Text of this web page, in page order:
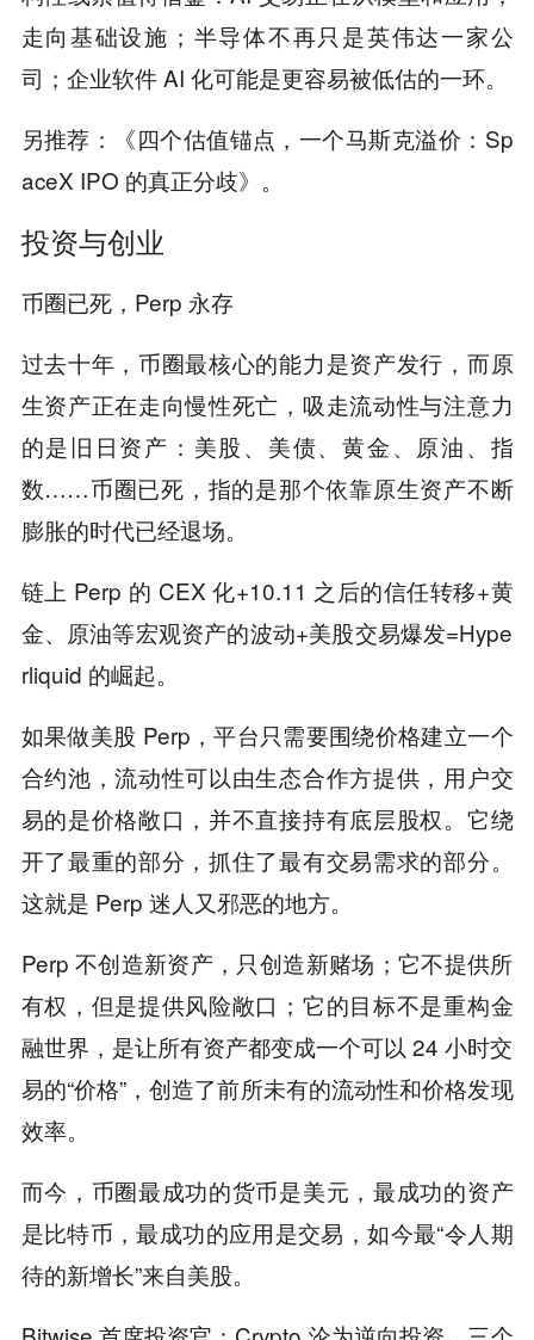
走向基础设施；半导体不再只是英伟达一家公
司；企业软件 AI 化可能是更容易被低估的一环。
另推荐：《四个估值锚点，一个马斯克溢价：Sp
aceX IPO 的真正分歧》。
投资与创业
币圈已死，Perp 永存
过去十年，币圈最核心的能力是资产发行，而原
生资产正在走向慢性死亡，吸走流动性与注意力
的是旧日资产：美股、美债、黄金、原油、指
数……币圈已死，指的是那个依靠原生资产不断
膨胀的时代已经退场。
链上 Perp 的 CEX 化+10.11 之后的信任转移+黄
金、原油等宏观资产的波动+美股交易爆发=Hype
rliquid 的崛起。
如果做美股 Perp，平台只需要围绕价格建立一个
合约池，流动性可以由生态合作方提供，用户交
易的是价格敞口，并不直接持有底层股权。它绕
开了最重的部分，抓住了最有交易需求的部分。
这就是 Perp 迷人又邪恶的地方。
Perp 不创造新资产，只创造新赌场；它不提供所
有权，但是提供风险敞口；它的目标不是重构金
融世界，是让所有资产都变成一个可以 24 小时交
易的“价格”，创造了前所未有的流动性和价格发现
效率。
而今，币圈最成功的货币是美元，最成功的资产
是比特币，最成功的应用是交易，如今最“令人期
待的新增长”来自美股。